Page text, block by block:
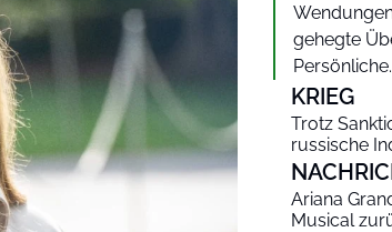
gehegte
KRIEG
Trotz
russische
Ariana
Musical